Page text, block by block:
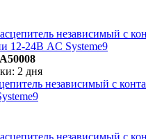
2 дня
независимый с